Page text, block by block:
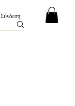
Σύνδεση